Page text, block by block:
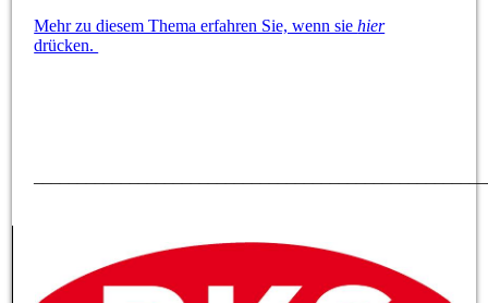
Mehr zu diesem Thema erfahren Sie, wenn siehier
drücken.